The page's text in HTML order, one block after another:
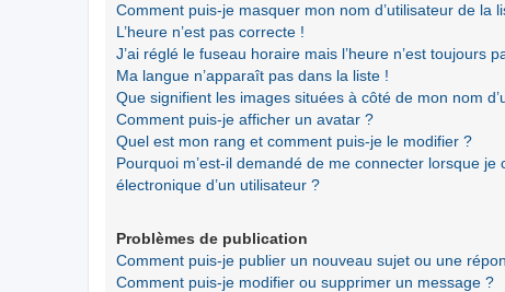
Comment puis-je masquer mon nom d’utilisateur de la
L’heure n’est pas correcte !
J’ai réglé le fuseau horaire mais l’heure n’est toujours
Ma langue n’apparaît pas dans la liste !
Que signifient les images situées à côté de mon nom
Comment puis-je afficher un avatar ?
Quel est mon rang et comment puis-je le modifier ?
Pourquoi m’est-il demandé de me connecter lorsque
électronique d’un utilisateur ?
Problèmes de publication
Comment puis-je publier un nouveau sujet ou une
Comment puis-je modifier ou supprimer un message ?